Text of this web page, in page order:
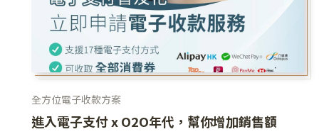
全方位電子收款方案
進入電子支付 x O2O年代，幫你增加銷售額